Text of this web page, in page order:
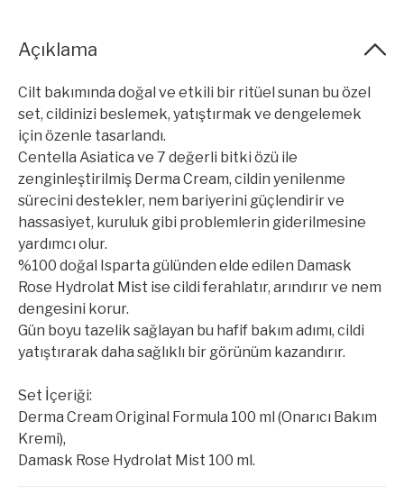
Açıklama
Cilt bakımında doğal ve etkili bir ritüel sunan bu özel
set, cildinizi beslemek, yatıştırmak ve dengelemek
için özenle tasarlandı.
Centella Asiatica ve 7 değerli bitki özü ile
zenginleştirilmiş Derma Cream, cildin yenilenme
sürecini destekler, nem bariyerini güçlendirir ve
hassasiyet, kuruluk gibi problemlerin giderilmesine
yardımcı olur.
%100 doğal Isparta gülünden elde edilen Damask
Rose Hydrolat Mist ise cildi ferahlatır, arındırır ve nem
dengesini korur.
Gün boyu tazelik sağlayan bu hafif bakım adımı, cildi
yatıştırarak daha sağlıklı bir görünüm kazandırır.
Set İçeriği:
Derma Cream Original Formula 100 ml (Onarıcı Bakım
Kremi),
Damask Rose Hydrolat Mist 100 ml.